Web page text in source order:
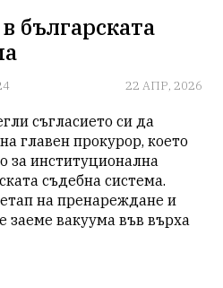
българската
22 АПР, 2026
съгласието си да
главен прокурор, което
за институционална
съдебна система.
на пренареждане и
заеме вакуума във върха